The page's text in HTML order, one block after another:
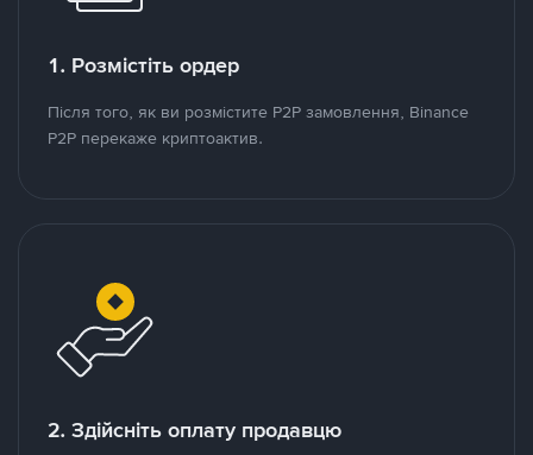
1. Розмістіть ордер
Після того, як ви розмістите P2P замовлення, Binance
P2P перекаже криптоактив.
2. Здійсніть оплату продавцю